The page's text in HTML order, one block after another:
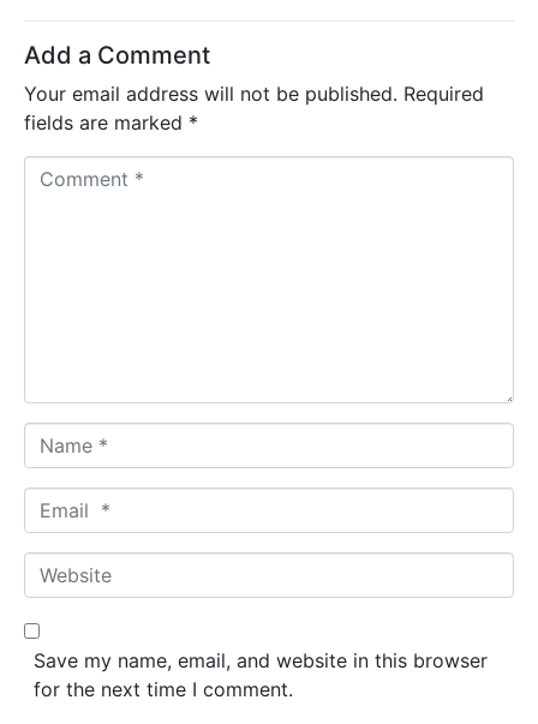
Add a Comment
Your email address will not be published. Required
fields are marked *
a
m
*
m
a
*
W
e
b
Save my name, email, and website in this browser
for the next time I comment.